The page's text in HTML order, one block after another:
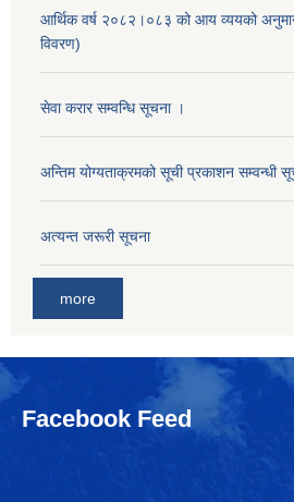
आर्थिक वर्ष २०८२।०८३ को आय व्ययको
विवरण)
सेवा करार सम्वन्धि सूचना ।
अन्तिम योग्यताक्रमको सूची प्रकाशन सम्वन्धी
अत्यन्त जरूरी सूचना
more
Facebook Feed